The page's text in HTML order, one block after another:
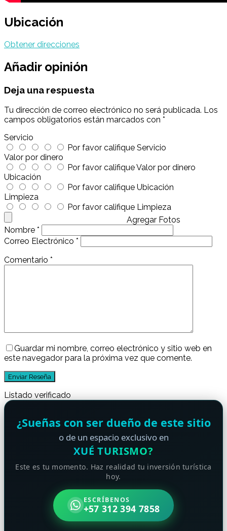
Ubicación
Obtener direcciones
Añadir opinión
Deja una respuesta
Tu dirección de correo electrónico no será publicada. Los
campos obligatorios están marcados con *
Servicio
Por favor califique Servicio
Valor por dinero
Por favor califique Valor por dinero
Ubicación
Por favor califique Ubicación
Limpieza
Por favor califique Limpieza
Agregar Fotos
Nombre *
Correo Electrónico *
Comentario *
Guardar mi nombre, correo electrónico y sitio web en
este navegador para la próxima vez que comente.
Listado verificado
¿Sueñas con ser dueño de este sitio
o de un espacio exclusivo en
XUÉ TURISMO?
Este es tu momento. Haz realidad tu inversión turística
hoy.
ESCRÍBENOS
+57 312 394 7858